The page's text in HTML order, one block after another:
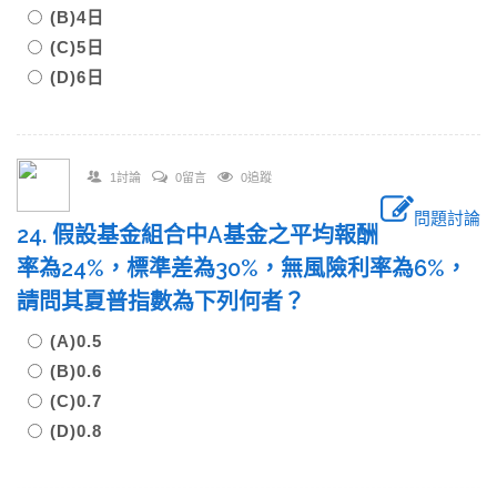
(B)4日
(C)5日
(D)6日
1討論 0留言 0追蹤
問題討論
24. 假設基金組合中A基金之平均報酬
率為24%，標準差為30%，無風險利率為6%，
請問其夏普指數為下列何者？
(A)0.5
(B)0.6
(C)0.7
(D)0.8